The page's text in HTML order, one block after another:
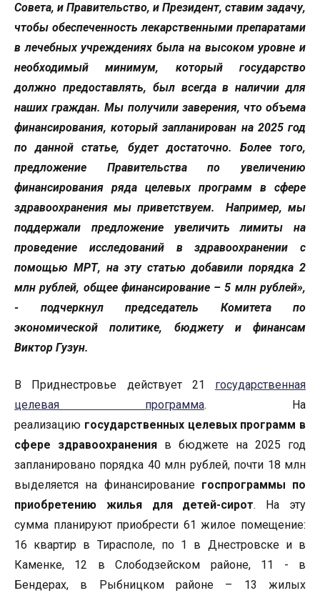
Совета, и Правительство, и Президент, ставим задачу,
чтобы обеспеченность лекарственными препаратами
в лечебных учреждениях была на высоком уровне и
необходимый минимум, который государство
должно предоставлять, был всегда в наличии для
наших граждан. Мы получили заверения, что объема
финансирования, который запланирован на 2025 год
по данной статье, будет достаточно. Более того,
предложение Правительства по увеличению
финансирования ряда целевых программ в сфере
здравоохранения мы приветствуем. Например, мы
поддержали предложение увеличить лимиты на
проведение исследований в здравоохранении с
помощью МРТ, на эту статью добавили порядка 2
млн рублей, общее финансирование – 5 млн рублей»,
- подчеркнул председатель Комитета по
экономической политике, бюджету и финансам
Виктор Гузун.
В Приднестровье действует 21 государственная
целевая программа. На
реализацию государственных целевых программ в
сфере здравоохранения в бюджете на 2025 год
запланировано порядка 40 млн рублей, почти 18 млн
выделяется на финансирование госпрограммы по
приобретению жилья для детей-сирот. На эту
сумма планируют приобрести 61 жилое помещение:
16 квартир в Тирасполе, по 1 в Днестровске и в
Каменке, 12 в Слободзейском районе, 11 - в
Бендерах, в Рыбницком районе – 13 жилых